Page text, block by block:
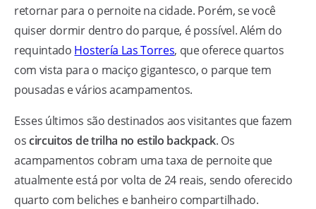
retornar para o pernoite na cidade. Porém, se você
quiser dormir dentro do parque, é possível. Além do
requintado Hostería Las Torres, que oferece quartos
com vista para o maciço gigantesco, o parque tem
pousadas e vários acampamentos.
Esses últimos são destinados aos visitantes que fazem
oscircuitos de trilha no estilo backpack. Os
acampamentos cobram uma taxa de pernoite que
atualmente está por volta de 24 reais, sendo oferecido
quarto com beliches e banheiro compartilhado.